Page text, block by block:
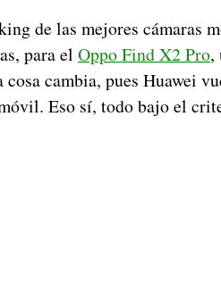
de las mejores cámaras
para el Oppo Find X2 Pro,
cambia, pues Huawei
Eso sí, todo bajo el